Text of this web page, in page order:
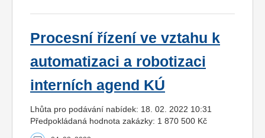
Procesní řízení ve vztahu k
automatizaci a robotizaci
interních agend KÚ
Lhůta pro podávání nabídek: 18. 02. 2022 10:31
Předpokládaná hodnota zakázky: 1 870 500 Kč